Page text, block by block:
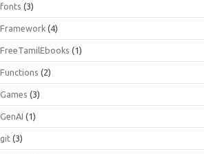
fonts (3)
Framework (4)
FreeTamilEbooks (1)
Functions (2)
Games (3)
GenAI (1)
git (3)